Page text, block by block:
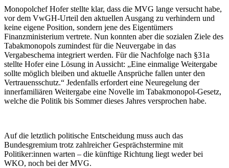
Monopolchef Hofer stellte klar, dass die MVG lange versucht habe,
vor dem VwGH-Urteil den aktuellen Ausgang zu verhindern und
keine eigene Position, sondern jene des Eigentümers
Finanzministerium vertrete. Nun konnten aber die sozialen Ziele des
Tabakmonopols zumindest für die Neuvergabe in das
Vergabeschema integriert werden. Für die Nachfolge nach §31a
stellte Hofer eine Lösung in Aussicht: „Eine einmalige Weitergabe
sollte möglich bleiben und aktuelle Ansprüche fallen unter den
Vertrauensschutz.“ Jedenfalls erfordert eine Neuregelung der
innerfamiliären Weitergabe eine Novelle im Tabakmonopol-Gesetz,
welche die Politik bis Sommer dieses Jahres versprochen habe.
Auf die letztlich politische Entscheidung muss auch das
Bundesgremium trotz zahlreicher Gesprächstermine mit
Politiker:innen warten – die künftige Richtung liegt weder bei
WKO, noch bei der MVG.